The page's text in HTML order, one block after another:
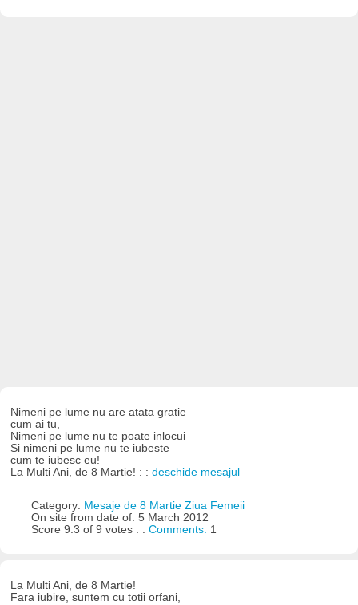
Nimeni pe lume nu are atata gratie
cum ai tu,
Nimeni pe lume nu te poate inlocui
Si nimeni pe lume nu te iubeste
cum te iubesc eu!
La Multi Ani, de 8 Martie! : :deschide mesajul
Category: Mesaje de 8 Martie Ziua Femeii
On site from date of: 5 March 2012
Score 9.3 of 9 votes : : Comments: 1
La Multi Ani, de 8 Martie!
Fara iubire, suntem cu totii orfani,